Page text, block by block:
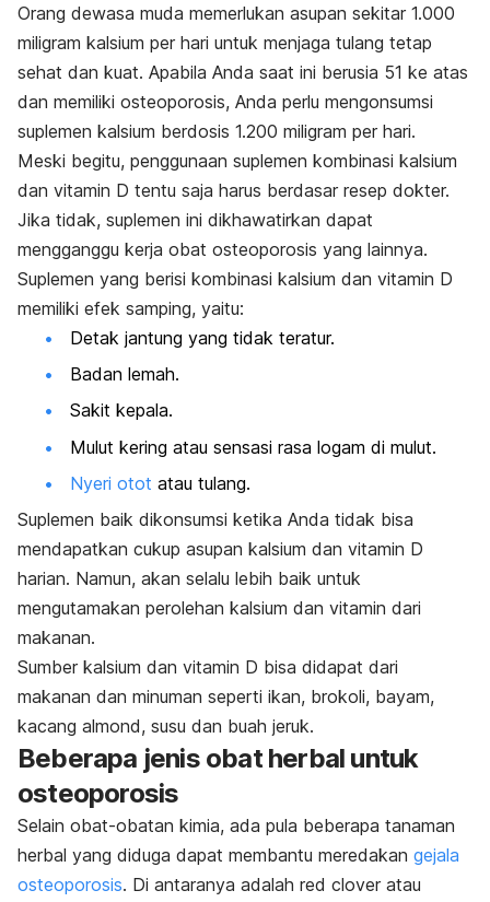
Orang dewasa muda memerlukan asupan sekitar 1.000
miligram kalsium per hari untuk menjaga tulang tetap
sehat dan kuat. Apabila Anda saat ini berusia 51 ke atas
dan memiliki osteoporosis, Anda perlu mengonsumsi
suplemen kalsium berdosis 1.200 miligram per hari.
Meski begitu, penggunaan suplemen kombinasi kalsium
dan vitamin D tentu saja harus berdasar resep dokter.
Jika tidak, suplemen ini dikhawatirkan dapat
mengganggu kerja obat osteoporosis yang lainnya.
Suplemen yang berisi kombinasi kalsium dan vitamin D
memiliki efek samping, yaitu:
Detak jantung yang tidak teratur.
Badan lemah.
Sakit kepala.
Mulut kering atau sensasi rasa logam di mulut.
Nyeri otot atau tulang.
Suplemen baik dikonsumsi ketika Anda tidak bisa
mendapatkan cukup asupan kalsium dan vitamin D
harian. Namun, akan selalu lebih baik untuk
mengutamakan perolehan kalsium dan vitamin dari
makanan.
Sumber kalsium dan vitamin D bisa didapat dari
makanan dan minuman seperti ikan, brokoli, bayam,
kacang almond, susu dan buah jeruk.
Beberapa jenis obat herbal untuk
osteoporosis
Selain obat-obatan kimia, ada pula beberapa tanaman
herbal yang diduga dapat membantu meredakan gejala
osteoporosis. Di antaranya adalah red clover atau